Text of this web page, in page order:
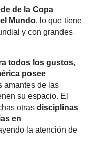
de la Copa
Mundo, lo que tiene
y con grandes
todos los gustos,
posee
amantes de las
su espacio. El
otras disciplinas
en
la atención de